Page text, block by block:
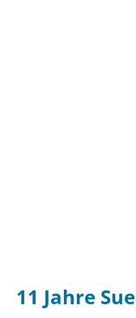
11 Jahre